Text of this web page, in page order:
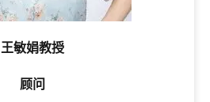
王敏娟教授
顾问